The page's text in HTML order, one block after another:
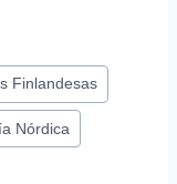
Finlandesas
Nórdica